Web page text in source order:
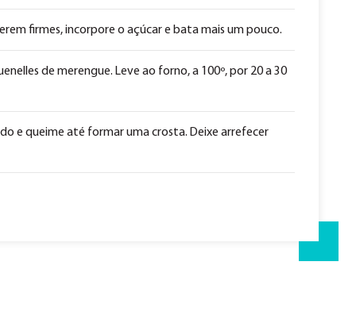
firmes, incorpore o açúcar e bata mais um pouco.
de merengue. Leve ao forno, a 100º, por 20 a 30
e queime até formar uma crosta. Deixe arrefecer